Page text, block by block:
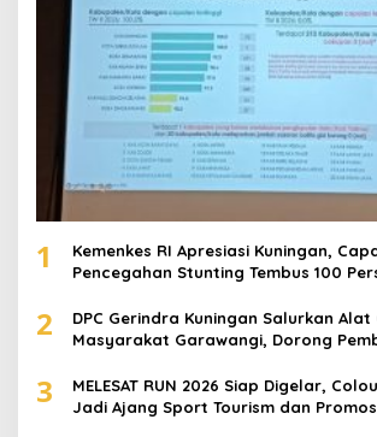
1
Kemenkes RI Apresiasi Kuningan,
Pencegahan Stunting Tembus 100
2
DPC Gerindra Kuningan Salurkan
Masyarakat Garawangi, Dorong
3
MELESAT RUN 2026 Siap Digelar,
Jadi Ajang Sport Tourism dan